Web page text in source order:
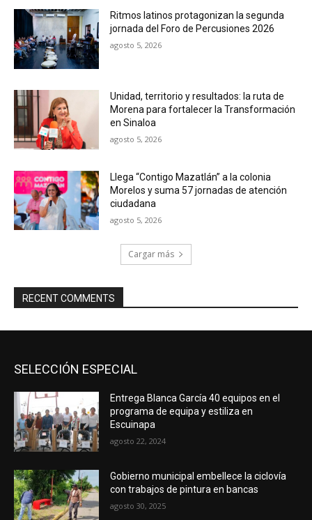
Ritmos latinos protagonizan la segunda
jornada del Foro de Percusiones 2026
agosto 5, 2026
Unidad, territorio y resultados: la ruta de
Morena para fortalecer la Transformación
en Sinaloa
agosto 5, 2026
Llega “Contigo Mazatlán” a la colonia
Morelos y suma 57 jornadas de atención
ciudadana
agosto 5, 2026
Cargar más
RECENT COMMENTS
SELECCIÓN ESPECIAL
Entrega Blanca García 40 equipos en el
programa de equipa y estiliza en
Escuinapa
agosto 22, 2024
Gobierno municipal embellece la ciclovía
con trabajos de pintura en bancas
agosto 30, 2025